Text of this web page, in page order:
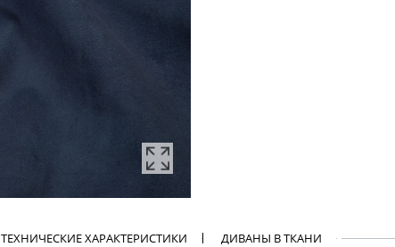
ТЕХНИЧЕСКИЕ ХАРАКТЕРИСТИКИ ДИВАНЫ В ТКАНИ